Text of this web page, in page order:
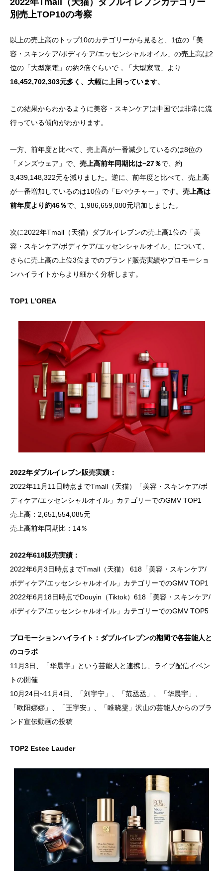
別売上TOP10の考察
以上の売上高のトップ10のカテゴリーから見ると、1位の「美
容・スキンケア/ボディケア/エッセンシャルオイル」の売上高は2
位の「大型家電」の約2倍ぐらいで，「大型家電」より
16,452,702,303元多く、大幅に上回っています。
この結果からわかるように美容・スキンケアは中国では非常に流
行っている傾向がわかります。
一方、前年度と比べて、売上高が一番減少しているのは8位の
「メンズウェア」で、 売上高前年同期比は−27％で、約
3,439,148,322元を減りました。逆に、前年度と比べて、売上高
が一番増加しているのは10位の「Eバウチャー」です。 売上高は
前年度より約46％で、1,986,659,080元増加しました。
次に2022年Tmall（天猫）ダブルイレブンの売上高1位の「美
容・スキンケア/ボディケア/エッセンシャルオイル」について、
さらに売上高の上位3位までのブランド販売実績やプロモーショ
ンハイライトからより細かく分析します。
TOP1 L’OREA
2022年ダブルイレブン販売実績：
2022年11月11日時点までTmall（天猫）「美容・スキンケア/ボ
ディケア/エッセンシャルオイル」カテゴリーでのGMV TOP1
売上高：2,651,554,085元
売上高前年同期比：14％
2022年618販売実績：
2022年6月3日時点までTmall（天猫） 618「美容・スキンケア/
ボディケア/エッセンシャルオイル」カテゴリーでのGMV TOP1
2022年6月18日時点でDouyin（Tiktok）618「美容・スキンケア/
ボディケア/エッセンシャルオイル」カテゴリーでのGMV TOP5
プロモーションハイライト：ダブルイレブンの期間で各芸能人と
のコラボ
11月3日、「华晨宇」という芸能人と連携し、ライブ配信イベン
トの開催
10月24日~11月4日、「刘宇宁」、「范丞丞」、「华晨宇」、
「欧阳娜娜」、「王宇安」、「睢晓雯」沢山の芸能人からのブラ
ンド宣伝動画の投稿
TOP2 Estee Lauder